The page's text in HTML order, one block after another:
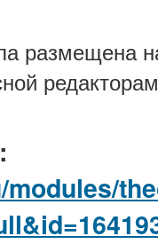
размещена